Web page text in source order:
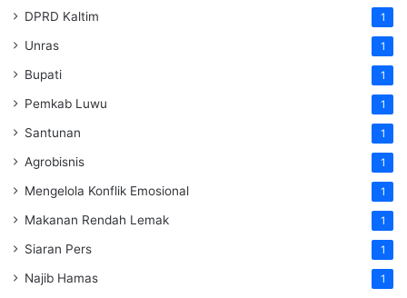
DPRD Kaltim 1
Unras 1
Bupati 1
Pemkab Luwu 1
Santunan 1
Agrobisnis 1
Mengelola Konflik Emosional 1
Makanan Rendah Lemak 1
Siaran Pers 1
Najib Hamas 1